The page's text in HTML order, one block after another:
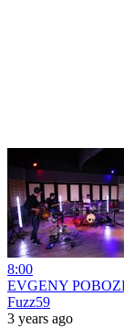
8:00
EVGENY
Fuzz59
3 years ago